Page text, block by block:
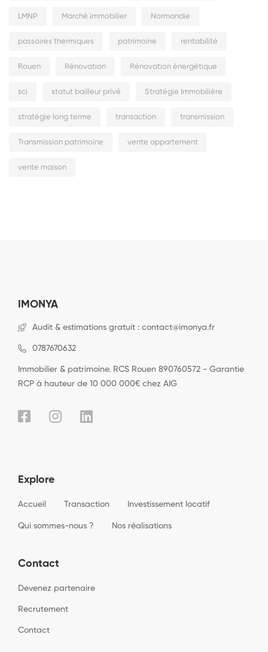
LMNP Marché immobilier Normandie
passoires thermiques patrimoine rentabilité
Rouen Rénovation Rénovation énergétique
sci statut bailleur privé Stratégie Immobilière
stratégie long terme transaction transmission
Transmission patrimoine vente appartement
vente maison
IMONYA
Audit & estimations gratuit : contact@imonya.fr
0787670632
Immobilier & patrimoine. RCS Rouen 890760572 - Garantie
RCP à hauteur de 10 000 000€ chez AIG
Explore
Accueil Transaction Investissement locatif
Qui sommes-nous ? Nos réalisations
Contact
Devenez partenaire
Recrutement
Contact